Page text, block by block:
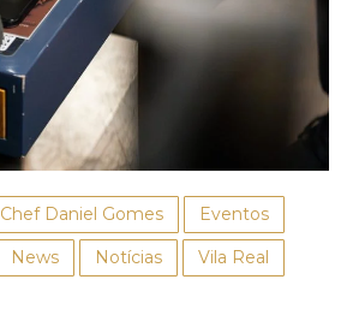
Chef Daniel Gomes
Eventos
News Notícias
Vila Real